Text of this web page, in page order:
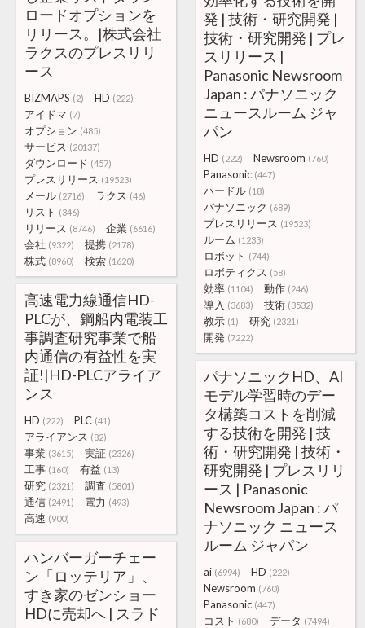
ロードオプションを
リリース。|株式会社
ラクスのプレスリリ
ース
BIZMAPS (2) HD (222)
アイドマ (7)
オプション (485)
サービス (20137)
ダウンロード (457)
プレスリリース (19523)
メール (2716) ラクス (46)
リスト (346)
リリース (8746) 企業 (6616)
会社 (9322) 提携 (2178)
株式 (8960) 検索 (1620)
発 | 技術・研究開発 |
技術・研究開発 | プレ
スリリース |
Panasonic Newsroom
Japan : パナソニック
ニュースルーム ジャ
パン
HD (222) Newsroom (760)
Panasonic (447)
ハードル (18)
パナソニック (689)
プレスリリース (19523)
ルーム (1233)
ロボット (744)
ロボティクス (58)
効率 (1104) 動作 (246)
導入 (3683) 技術 (3532)
教示 (1) 研究 (2321)
開発 (7222)
高速電力線通信HD-
PLCが、鋼船内電装工
事調査研究事業で船
内通信の有益性を実
証!|HD-PLCアライア
ンス
HD (222) PLC (41)
アライアンス (82)
事業 (3615) 実証 (2326)
工事 (160) 有益 (13)
研究 (2321) 調査 (5801)
通信 (2491) 電力 (493)
高速 (900)
パナソニックHD、AI
モデル学習時のデー
タ構築コストを削減
する技術を開発 | 技
術・研究開発 | 技術・
研究開発 | プレスリリ
ース | Panasonic
Newsroom Japan : パ
ナソニック ニュース
ルーム ジャパン
ai (6994) HD (222)
Newsroom (760)
Panasonic (447)
コスト (680) データ (7494)
ハンバーガーチェー
ン「ロッテリア」、
すき家のゼンショー
HDに売却へ | スラド